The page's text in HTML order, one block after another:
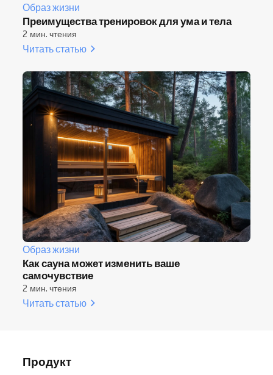
Образ жизни
Преимущества тренировок для ума и тела
2 мин. чтения
Читать статью
Образ жизни
Как сауна может изменить ваше
самочувствие
2 мин. чтения
Читать статью
Продукт